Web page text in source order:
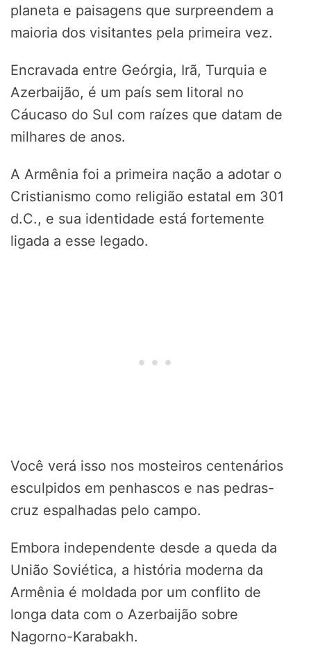
planeta e paisagens que surpreendem a
maioria dos visitantes pela primeira vez.
Encravada entre Geórgia, Irã, Turquia e
Azerbaijão, é um país sem litoral no
Cáucaso do Sul com raízes que datam de
milhares de anos.
A Armênia foi a primeira nação a adotar o
Cristianismo como religião estatal em 301
d.C., e sua identidade está fortemente
ligada a esse legado.
Você verá isso nos mosteiros centenários
esculpidos em penhascos e nas pedras-
cruz espalhadas pelo campo.
Embora independente desde a queda da
União Soviética, a história moderna da
Armênia é moldada por um conflito de
longa data com o Azerbaijão sobre
Nagorno-Karabakh.